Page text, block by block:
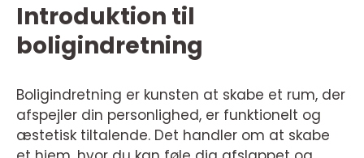
Introduktion til
boligindretning
Boligindretning er kunsten at skabe et rum, der
afspejler din personlighed, er funktionelt og
æstetisk tiltalende. Det handler om at skabe